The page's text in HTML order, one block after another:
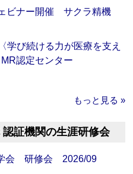
ビナー開催 サクラ精機
学び続ける力が医療を支え
認定センター
もっと見る »
証機関の生涯研修会
学会 研修会 2026/09